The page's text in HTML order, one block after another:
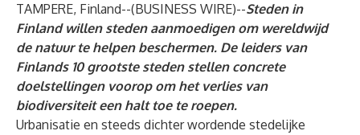
TAMPERE, Finland--(BUSINESS WIRE)--Steden in
Finland willen steden aanmoedigen om wereldwijd
de natuur te helpen beschermen. De leiders van
Finlands 10 grootste steden stellen concrete
doelstellingen voorop om het verlies van
biodiversiteit een halt toe te roepen.
Urbanisatie en steeds dichter wordende stedelijke